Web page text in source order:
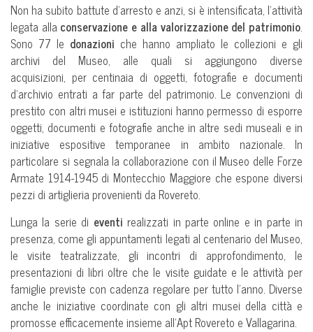
Non ha subito battute d’arresto e anzi, si è intensificata, l’attività
legata alla conservazione e alla valorizzazione del patrimonio.
Sono 77 le donazioni che hanno ampliato le collezioni e gli
archivi del Museo, alle quali si aggiungono diverse
acquisizioni, per centinaia di oggetti, fotografie e documenti
d’archivio entrati a far parte del patrimonio. Le convenzioni di
prestito con altri musei e istituzioni hanno permesso di esporre
oggetti, documenti e fotografie anche in altre sedi museali e in
iniziative espositive temporanee in ambito nazionale. In
particolare si segnala la collaborazione con il Museo delle Forze
Armate 1914-1945 di Montecchio Maggiore che espone diversi
pezzi di artiglieria provenienti da Rovereto.
Lunga la serie di eventi realizzati in parte online e in parte in
presenza, come gli appuntamenti legati al centenario del Museo,
le visite teatralizzate, gli incontri di approfondimento, le
presentazioni di libri oltre che le visite guidate e le attività per
famiglie previste con cadenza regolare per tutto l’anno. Diverse
anche le iniziative coordinate con gli altri musei della città e
promosse efficacemente insieme all’Apt Rovereto e Vallagarina.